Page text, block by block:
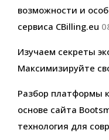
возможности и
сервиса CBilling.eu
Изучаем секреты
Максимизируйте
Разбор платформы
основе сайта
технология для